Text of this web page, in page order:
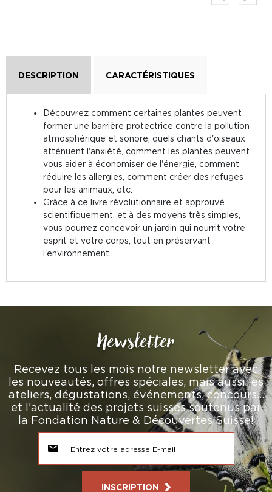
DESCRIPTION CARACTÉRISTIQUES
Découvrez comment certaines plantes peuvent
former une barrière protectrice contre la pollution
atmosphérique et sonore, quels chants d'oiseaux
atténuent l'anxiété, comment les plantes peuvent
vous aider à économiser de l'énergie, comment
réduire les allergies, comment créer des refuges
pour les animaux, etc.
Grâce à ce livre révolutionnaire et approuvé
scientifiquement, et à des moyens très simples,
vous pourrez concevoir un jardin qui nourrit votre
esprit et votre corps, tout en préservant
l'environnement.
Newsletter
Recevez tous les mois notre newsletter avec
les nouveautés, offres spéciales, mais aussi les
ateliers, dégustations, événements, concours…
et l’actualité des projets suisses soutenus par
la Fondation Nature & Découvertes Suisse!
INSCRIPTION